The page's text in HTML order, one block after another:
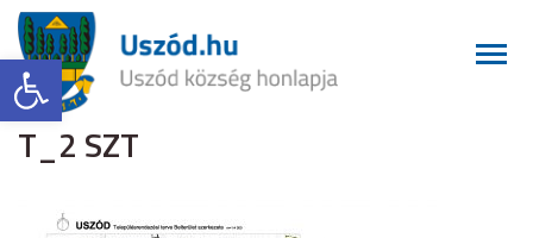
Eszköztár megnyitása
T_2 SZT